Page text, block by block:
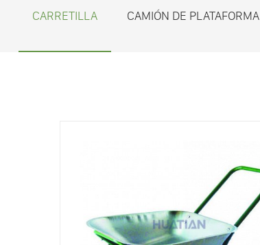
CARRETILLA CAMIÓN DE PLATAFORMA